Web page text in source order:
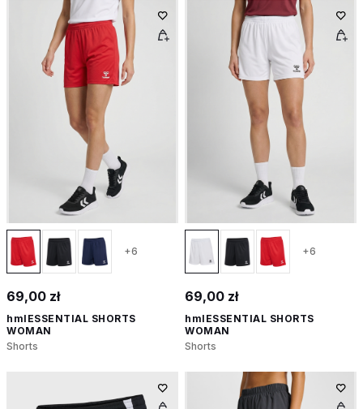
+6
69,00 zł
hmlESSENTIAL SHORTS
WOMAN
Shorts
+6
69,00 zł
hmlESSENTIAL SHORTS
WOMAN
Shorts